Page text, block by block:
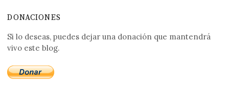
DONACIONES
Si lo deseas, puedes dejar una donación que mantendrá
vivo este blog.